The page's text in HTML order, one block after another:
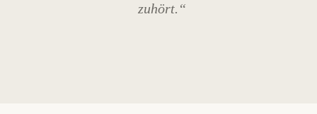
zuhört.“